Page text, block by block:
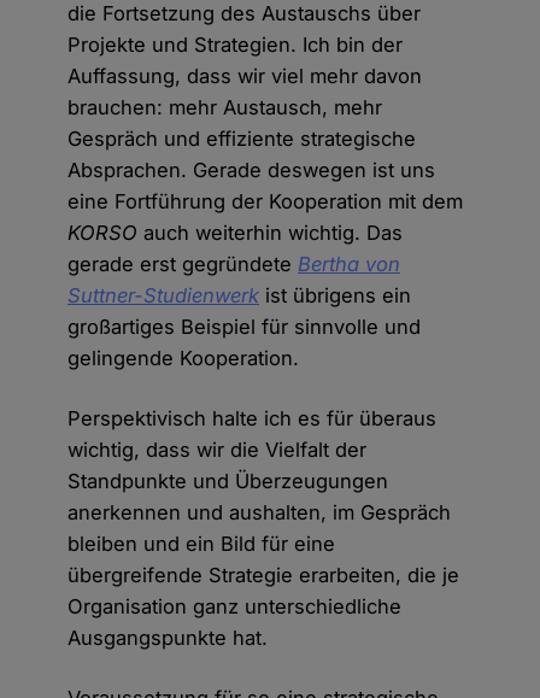
die Fortsetzung des Austauschs über
Projekte und Strategien. Ich bin der
Auffassung, dass wir viel mehr davon
brauchen: mehr Austausch, mehr
Gespräch und effiziente strategische
Absprachen. Gerade deswegen ist uns
eine Fortführung der Kooperation mit dem
KORSOauch weiterhin wichtig. Das
gerade erst gegründete Bertha von
Suttner-Studienwerk ist übrigens ein
großartiges Beispiel für sinnvolle und
gelingende Kooperation.
Perspektivisch halte ich es für überaus
wichtig, dass wir die Vielfalt der
Standpunkte und Überzeugungen
anerkennen und aushalten, im Gespräch
bleiben und ein Bild für eine
übergreifende Strategie erarbeiten, die je
Organisation ganz unterschiedliche
Ausgangspunkte hat.